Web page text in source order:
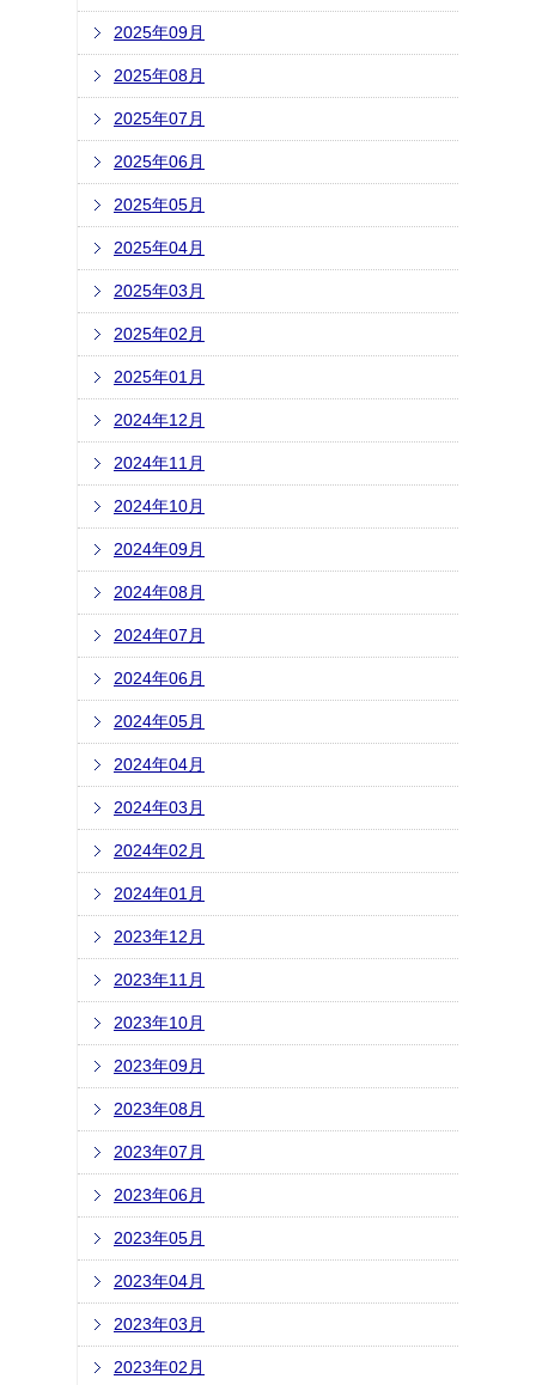
2025年09月
2025年08月
2025年07月
2025年06月
2025年05月
2025年04月
2025年03月
2025年02月
2025年01月
2024年12月
2024年11月
2024年10月
2024年09月
2024年08月
2024年07月
2024年06月
2024年05月
2024年04月
2024年03月
2024年02月
2024年01月
2023年12月
2023年11月
2023年10月
2023年09月
2023年08月
2023年07月
2023年06月
2023年05月
2023年04月
2023年03月
2023年02月